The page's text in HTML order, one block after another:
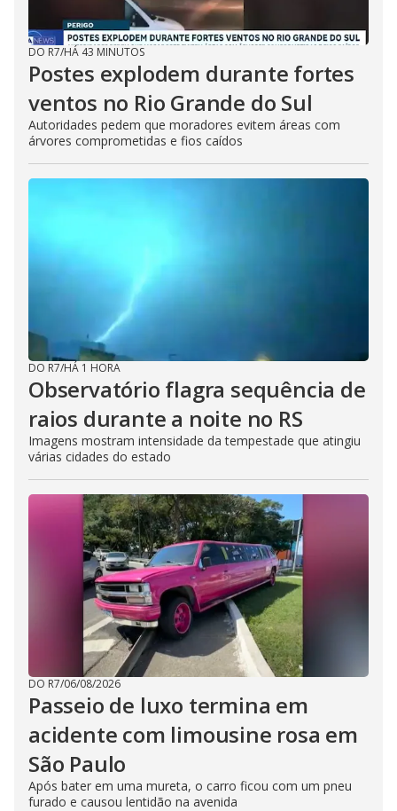
DO R7/HÁ 43 MINUTOS
Postes explodem durante fortes
ventos no Rio Grande do Sul
Autoridades pedem que moradores evitem áreas com
árvores comprometidas e fios caídos
DO R7/HÁ 1 HORA
Observatório flagra sequência de
raios durante a noite no RS
Imagens mostram intensidade da tempestade que atingiu
várias cidades do estado
DO R7/06/08/2026
Passeio de luxo termina em
acidente com limousine rosa em
São Paulo
Após bater em uma mureta, o carro ficou com um pneu
furado e causou lentidão na avenida